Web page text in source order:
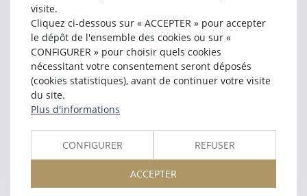
28 RUE SAINT PIERRE
55101 VERDUN
Tél :03 29 86 04 64
Retour
HonorairesMentions légalesPlan du site
visite.
Cliquez ci-dessous sur « ACCEPTER » pour accepter
le dépôt de l'ensemble des cookies ou sur «
CONFIGURER » pour choisir quels cookies
nécessitant votre consentement seront déposés
(cookies statistiques), avant de continuer votre visite
du site.
Plus d'informations
CONFIGURER REFUSER
ACCEPTER